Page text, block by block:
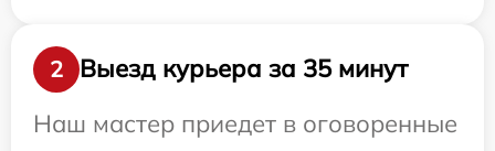
2
Выезд курьера за 35 минут
Наш мастер приедет в оговоренные